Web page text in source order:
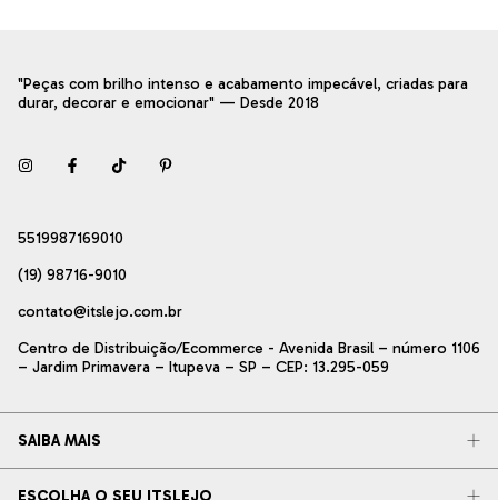
"Peças com brilho intenso e acabamento impecável, criadas para
durar, decorar e emocionar" — Desde 2018
5519987169010
(19) 98716-9010
contato@itslejo.com.br
Centro de Distribuição/Ecommerce - Avenida Brasil – número 1106
– Jardim Primavera – Itupeva – SP – CEP: 13.295-059
SAIBA MAIS
ESCOLHA O SEU ITSLEJO